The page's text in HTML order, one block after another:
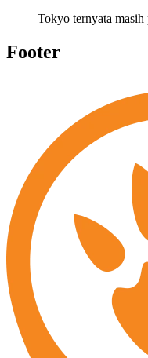
Tokyo ternyata
Footer